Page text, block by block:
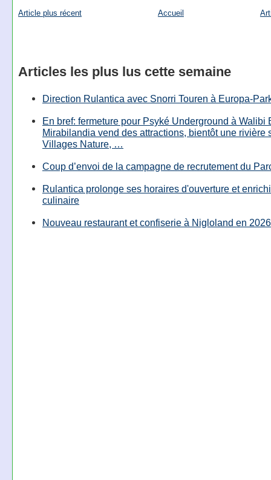
Article plus récent Accueil
Articles les plus lus cette semaine
Direction Rulantica avec Snorri Touren à Europa-
En bref: fermeture pour Psyké Underground à Walibi
Mirabilandia vend des attractions, bientôt une rivière
Villages Nature, …
Coup d’envoi de la campagne de recrutement du
Rulantica prolonge ses horaires d'ouverture et
culinaire
Nouveau restaurant et confiserie à Nigloland en 2026